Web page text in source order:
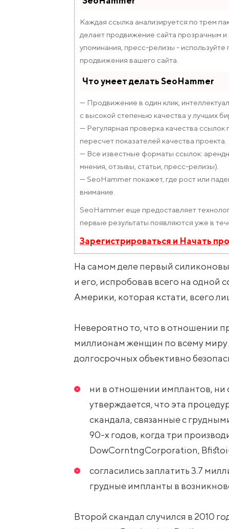
Каждая ссылка анализируется по трем
делает продвижение сайта прозрачным
упоминания, пресс-релизы -
продвижения вашего сайта.
Что умеет делать SeoHammer
— Продвижение в один клик,
с высокой степенью качества у лучших
— Регулярная проверка качества
пересчет показателей качества проекта.
— Все известные форматы ссылок:
мнения, отзывы, статьи, пресс-релизы).
— SeoHammer покажет, где рост или
внимание.
SeoHammer еще предоставляет
первые результаты появляются уже в
Зарегистрироваться и Начать
На самом деле первый
и его, испробовав всего на
Америки, которая кстати, всего
Невероятно то, что в отношении
миллионам женщин по всему миру
долгосрочных объективно
ни в отношении имплантов, ни
утверждается, что эта
скандала, связанные с
90-х годов, когда три
DowCorntngCorporation,
согласились заплатить 3.7
грудные импланты в
Второй скандал случился в 2010